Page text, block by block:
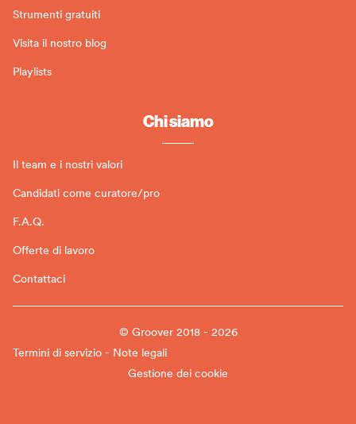
Strumenti gratuiti
Visita il nostro blog
Playlists
Chi siamo
Il team e i nostri valori
Candidati come curatore/pro
F.A.Q.
Offerte di lavoro
Contattaci
© Groover 2018 - 2026
Termini di servizio - Note legali
Gestione dei cookie